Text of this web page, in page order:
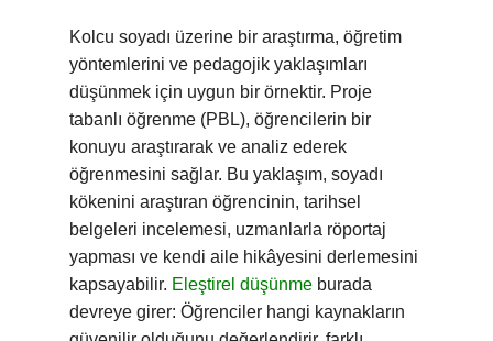
Kolcu soyadı üzerine bir araştırma, öğretim
yöntemlerini ve pedagojik yaklaşımları
düşünmek için uygun bir örnektir. Proje
tabanlı öğrenme (PBL), öğrencilerin bir
konuyu araştırarak ve analiz ederek
öğrenmesini sağlar. Bu yaklaşım, soyadı
kökenini araştıran öğrencinin, tarihsel
belgeleri incelemesi, uzmanlarla röportaj
yapması ve kendi aile hikâyesini derlemesini
kapsayabilir. Eleştirel düşünme burada
devreye girer: Öğrenciler hangi kaynakların